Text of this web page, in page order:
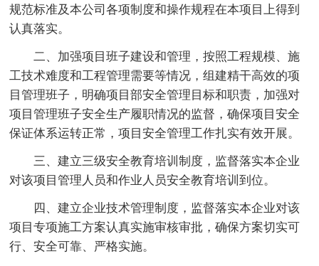
规范标准及本公司各项制度和操作规程在本项目上得到
认真落实。
二、加强项目班子建设和管理，按照工程规模、施
工技术难度和工程管理需要等情况，组建精干高效的项
目管理班子，明确项目部安全管理目标和职责，加强对
项目管理班子安全生产履职情况的监督，确保项目安全
保证体系运转正常，项目安全管理工作扎实有效开展。
三、建立三级安全教育培训制度，监督落实本企业
对该项目管理人员和作业人员安全教育培训到位。
四、建立企业技术管理制度，监督落实本企业对该
项目专项施工方案认真实施审核审批，确保方案切实可
行、安全可靠、严格实施。